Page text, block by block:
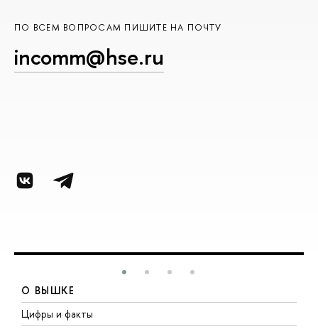
ПО ВСЕМ ВОПРОСАМ ПИШИТЕ НА ПОЧТУ
incomm@hse.ru
О ВЫШКЕ
Цифры и факты